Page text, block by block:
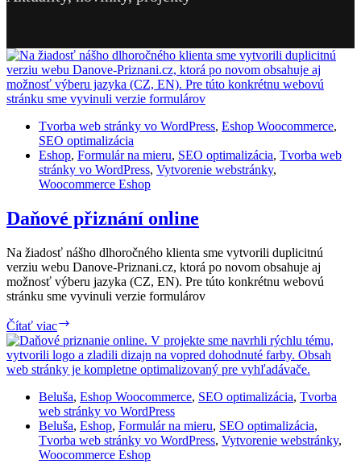
Tvorba web stránky vo WordPress, Eshop Woocommerce,
SEO optimalizácia
Eshop, Formulár na mieru, SEO optimalizácia, Tvorba web
stránky vo WordPress, Vytvorenie webstránky,
Woocommerce Eshop
Daňové přiznání online
Na žiadosť nášho dlhoročného klienta sme vytvorili duplicitnú
verziu webu Danove-Priznani.cz, ktorá po novom obsahuje aj
možnosť výberu jazyka (CZ, EN). Pre túto konkrétnu webovú
stránku sme vyvinuli verzie formulárov
Čítať viac
přiznání
online
Beluša, Eshop Woocommerce, SEO optimalizácia, Tvorba
web stránky vo WordPress
Beluša, Eshop, Formulár na mieru, SEO optimalizácia,
Tvorba web stránky vo WordPress, Vytvorenie webstránky,
Woocommerce Eshop